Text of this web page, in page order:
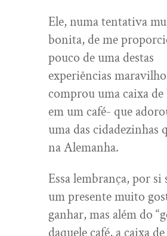
Ele, numa tentativa
bonita, de me
pouco de uma destas
experiências
comprou uma caixa
em um café- que
uma das cidadezinhas
na Alemanha.
Essa lembrança, por si
um presente muito
ganhar, mas além do
daquele café, a caixa